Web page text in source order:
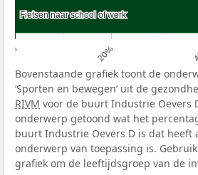
0% 20%
Fietsen naar school of werk
Fietsen naar school of werk
Bovenstaande grafiek toont de
‘Sporten en bewegen’ uit de
RIVM voor de buurt Industrie Oevers
onderwerp getoond wat het
buurt Industrie Oevers D is dat heeft
onderwerp van toepassing is.
grafiek om de leeftijdsgroep van de